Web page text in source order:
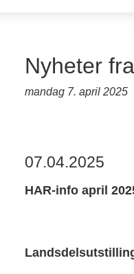
Nyheter
mandag 7. april 2025
07.04.2025
HAR-info april